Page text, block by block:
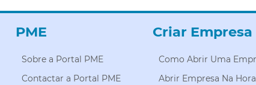
PME
Sobre a Portal PME
Contactar a Portal PME
Criar Empresa
Como Abrir Uma
Abrir Empresa Na Hora